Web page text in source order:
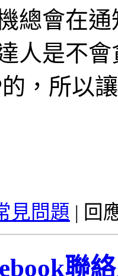
總會在
人是不
，所以
見問題 | 回
聯